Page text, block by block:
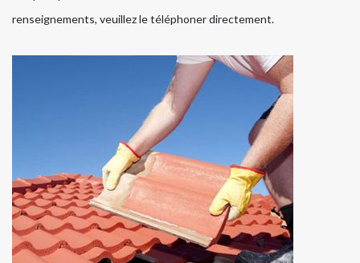
renseignements, veuillez le téléphoner directement.